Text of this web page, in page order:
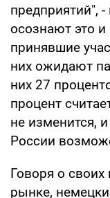
предприятий",
осознают это
принявшие
них ожидают
них 27
процент
не изменится,
России
Говоря о
рынке,